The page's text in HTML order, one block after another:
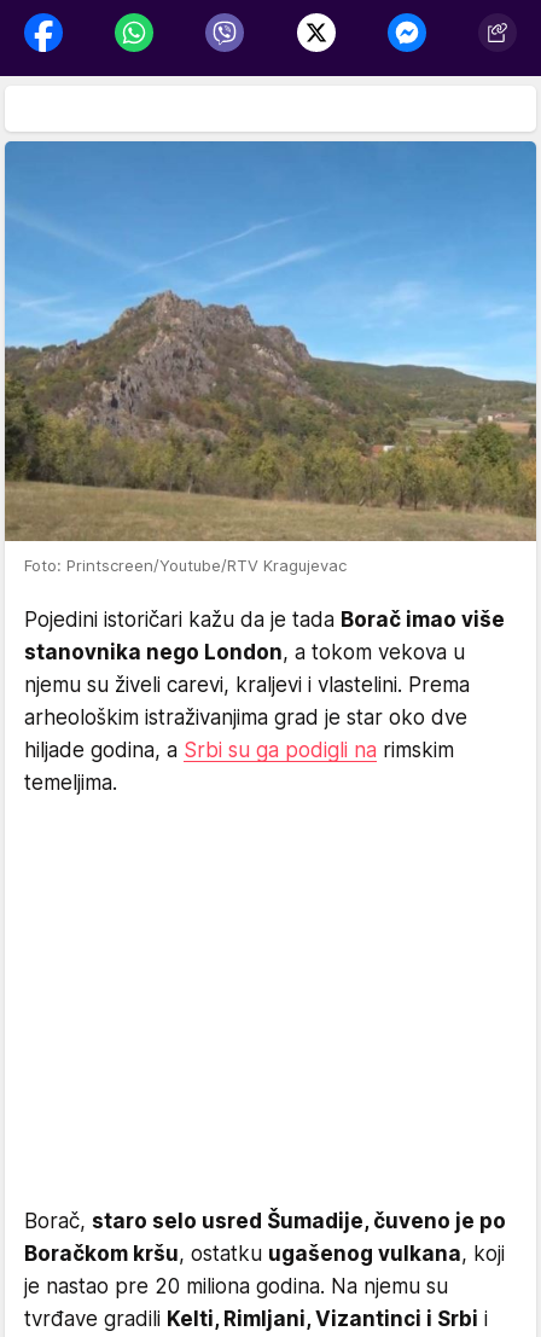
Foto: Printscreen/Youtube/RTV Kragujevac
Pojedini istoričari kažu da je tada Borač imao više
stanovnika nego London, a tokom vekova u
njemu su živeli carevi, kraljevi i vlastelini. Prema
arheološkim istraživanjima grad je star oko dve
hiljade godina, a Srbi su ga podigli na rimskim
temeljima.
Borač, staro selo usred Šumadije, čuveno je po
Boračkom kršu, ostatku ugašenog vulkana, koji
je nastao pre 20 miliona godina. Na njemu su
tvrđave gradili Kelti, Rimljani, Vizantinci i Srbi i